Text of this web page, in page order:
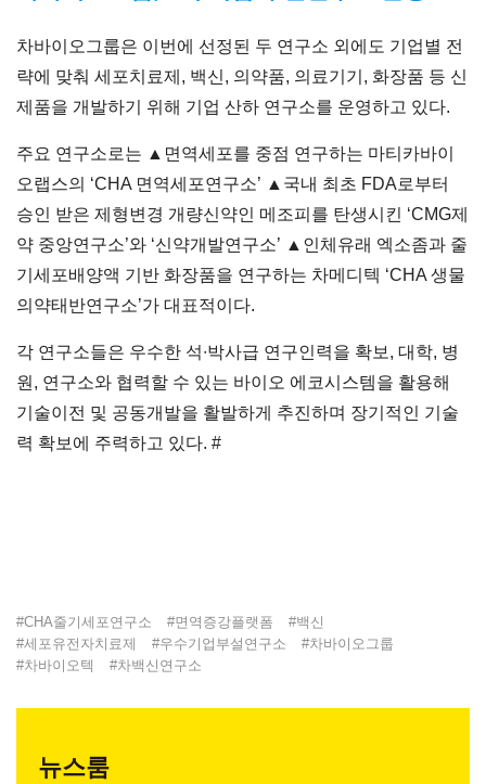
차바이오그룹은 이번에 선정된 두 연구소 외에도 기업별 전
략에 맞춰 세포치료제, 백신, 의약품, 의료기기, 화장품 등 신
제품을 개발하기 위해 기업 산하 연구소를 운영하고 있다.
주요 연구소로는 ▲면역세포를 중점 연구하는 마티카바이
오랩스의 ‘CHA 면역세포연구소’ ▲국내 최초 FDA로부터
승인 받은 제형변경 개량신약인 메조피를 탄생시킨 ‘CMG제
약 중앙연구소’와 ‘신약개발연구소’ ▲인체유래 엑소좀과 줄
기세포배양액 기반 화장품을 연구하는 차메디텍 ‘CHA 생물
의약태반연구소’가 대표적이다.
각 연구소들은 우수한 석∙박사급 연구인력을 확보, 대학, 병
원, 연구소와 협력할 수 있는 바이오 에코시스템을 활용해
기술이전 및 공동개발을 활발하게 추진하며 장기적인 기술
력 확보에 주력하고 있다. #
#CHA줄기세포연구소 #면역증강플랫폼 #백신
#세포유전자치료제 #우수기업부설연구소 #차바이오그룹
#차바이오텍 #차백신연구소
뉴스룸